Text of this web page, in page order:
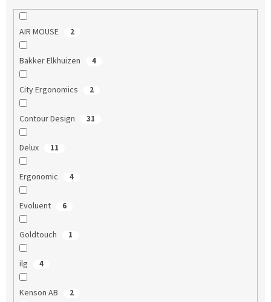
AIR MOUSE 2
Bakker Elkhuizen 4
City Ergonomics 2
Contour Design 31
Delux 11
Ergonomic 4
Evoluent 6
Goldtouch 1
ilg 4
Kenson AB 2